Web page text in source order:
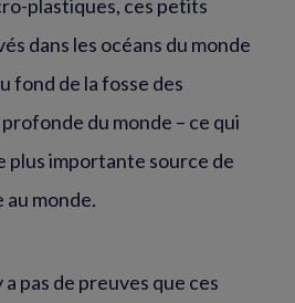
plastiques, ces petits
dans les océans du monde
fond de la fosse des
du monde – ce qui
plus importante source de
monde.
pas de preuves que ces